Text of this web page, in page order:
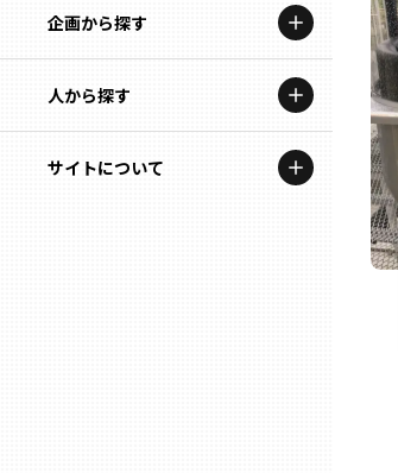
北海道
青森
岩手
企画から探す
特集コンテンツ
地域を代表する企業100選
人から探す
記事ライター
サイトについて